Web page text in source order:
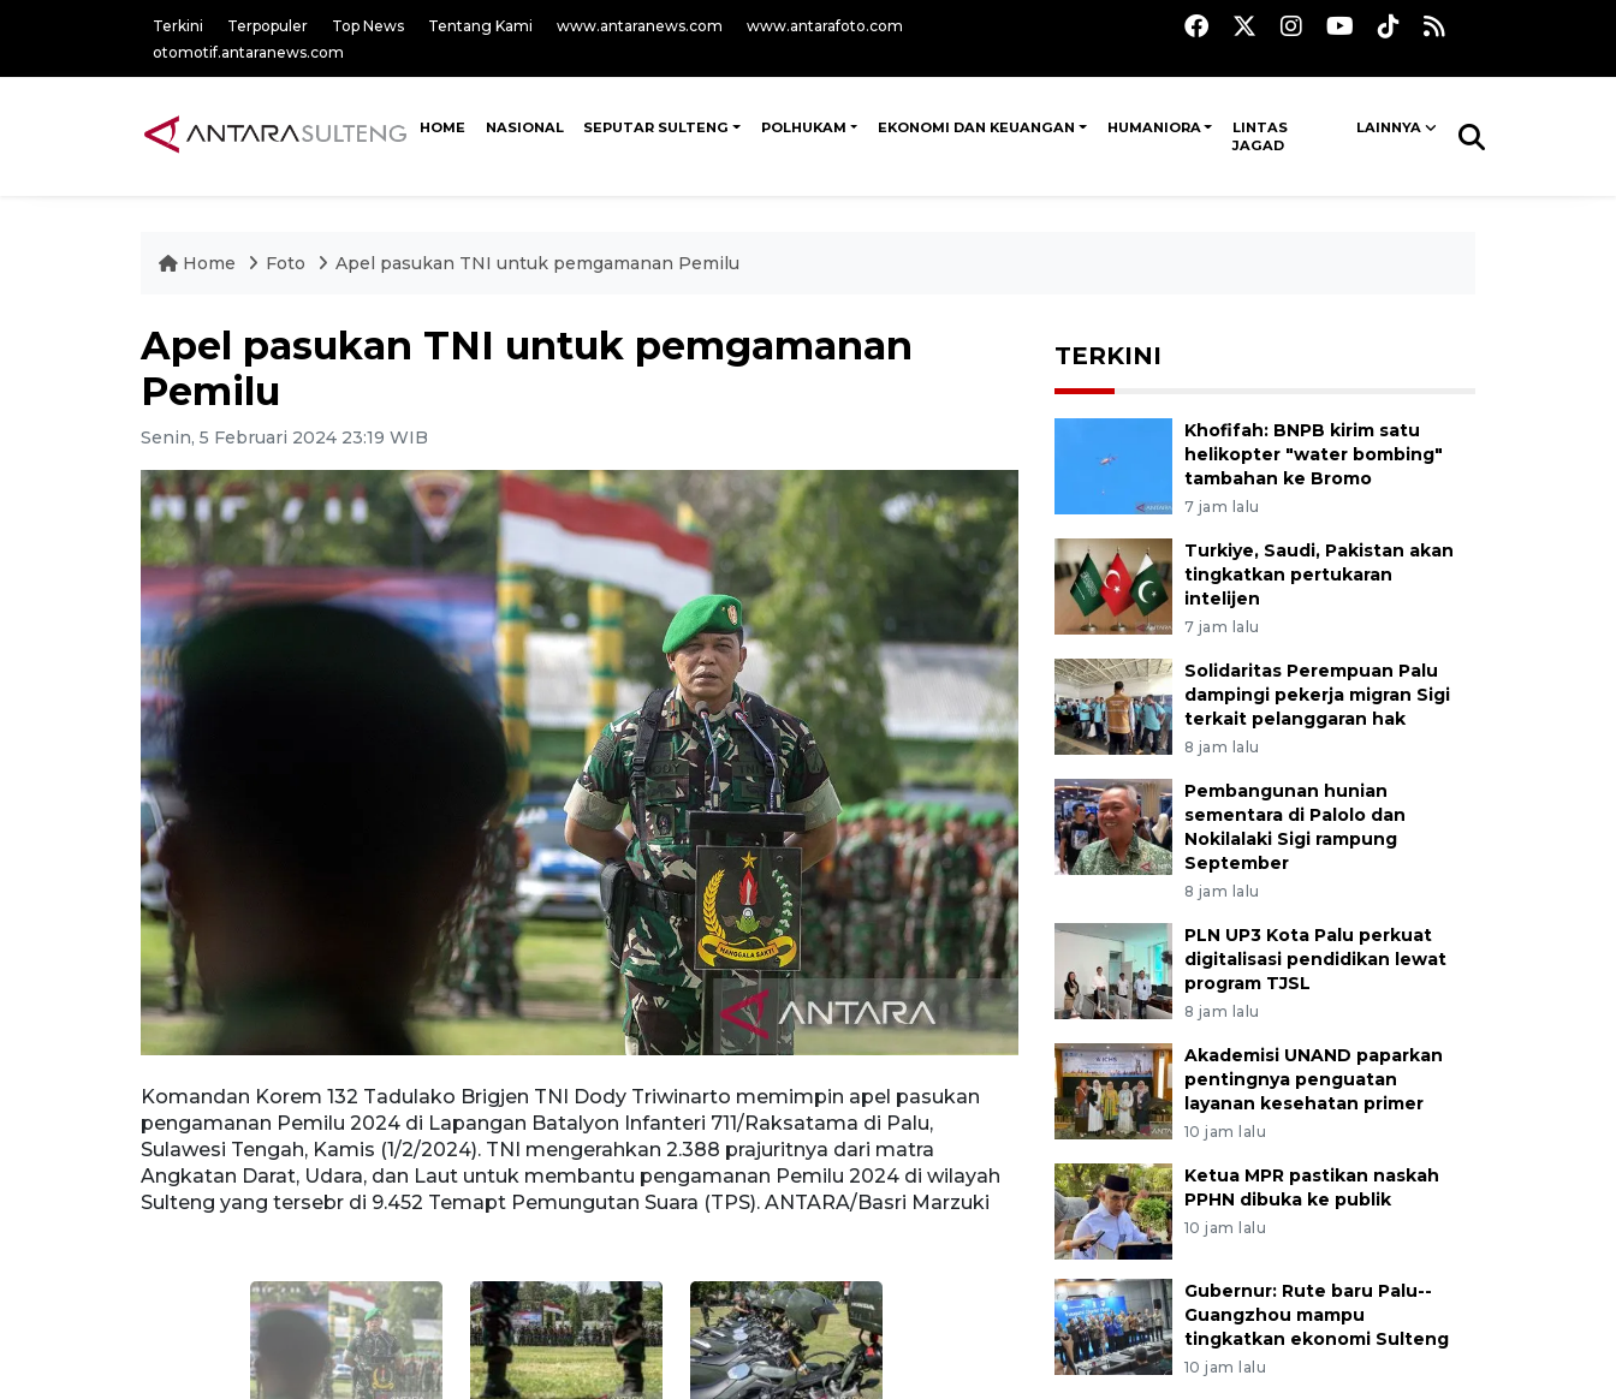
Terkini Terpopuler Top News Tentang Kami www.antaranews.com
www.antarafoto.com
otomotif.antaranews.com
HOME NASIONAL SEPUTAR SULTENG POLHUKAM EKONOMI DAN KEUANGAN HUMANIORA
LINTAS
JAGAD
LAINNYA
Home Foto Apel pasukan TNI untuk pemgamanan Pemilu
Apel pasukan TNI untuk pemgamanan
Pemilu
Senin, 5 Februari 2024 23:19 WIB
Komandan Korem 132 Tadulako Brigjen TNI Dody Triwinarto memimpin apel pasukan
pengamanan Pemilu 2024 di Lapangan Batalyon Infanteri 711/Raksatama di Palu,
Sulawesi Tengah, Kamis (1/2/2024). TNI mengerahkan 2.388 prajuritnya dari matra
Angkatan Darat, Udara, dan Laut untuk membantu pengamanan Pemilu 2024 di wilayah
Sulteng yang tersebr di 9.452 Temapt Pemungutan Suara (TPS). ANTARA/Basri Marzuki
Sejumlah prajurit bersiap mengikuti apel pasukan
Batalyon Infanteri 711/Raksatama di Palu, Sulawesi Tengah,
membantu pengamanan Pemilu 2024 di wilayah Sulteng
Pemungutan Suara (TPS). ANTARA/Basri Marzuki
TERKINI
Khofifah: BNPB kirim satu
helikopter "water bombing"
tambahan ke Bromo
7 jam lalu
Turkiye, Saudi, Pakistan akan
tingkatkan pertukaran
intelijen
7 jam lalu
Solidaritas Perempuan Palu
dampingi pekerja migran Sigi
terkait pelanggaran hak
8 jam lalu
Pembangunan hunian
sementara di Palolo dan
Nokilalaki Sigi rampung
September
8 jam lalu
PLN UP3 Kota Palu perkuat
digitalisasi pendidikan lewat
program TJSL
8 jam lalu
Akademisi UNAND paparkan
pentingnya penguatan
layanan kesehatan primer
10 jam lalu
Ketua MPR pastikan naskah
PPHN dibuka ke publik
10 jam lalu
Gubernur: Rute baru Palu--
Guangzhou mampu
tingkatkan ekonomi Sulteng
10 jam lalu